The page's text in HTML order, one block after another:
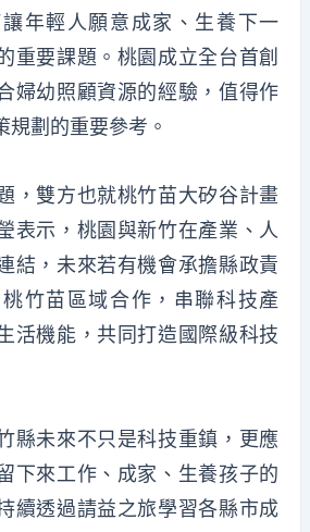
年輕人願意成家、生養下一
重要課題。桃園成立全台首創
婦幼照顧資源的經驗，值得作
規劃的重要參考。
，雙方也就桃竹苗大矽谷計畫
表示，桃園與新竹在產業、人
結，未來若有機會承擔縣政責
竹苗區域合作，串聯科技產
活機能，共同打造國際級科技
縣未來不只是科技重鎮，更應
下來工作、成家、生養孩子的
續透過請益之旅學習各縣市成